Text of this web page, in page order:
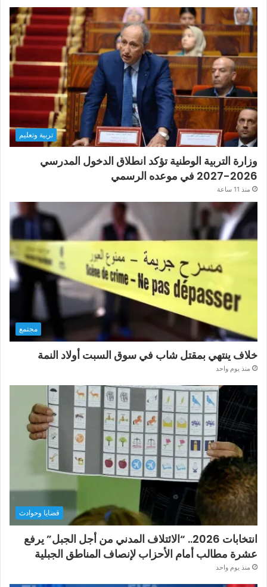
تربية وتعليم
وزارة التربية الوطنية تؤكد انطلاق الدخول المدرسي
2026-2027 في موعده الرسمي
منذ 11 ساعة
مجتمع
خلاف ينتهي بمقتل شاب في سوق السبت أولاد النمة
منذ يوم واحد
قضايا وحوادث
انتخابات 2026.. “الائتلاف المدني من أجل الجبل” يرفع
عشرة مطالب أمام الأحزاب لإنصاف المناطق الجبلية
منذ يوم واحد